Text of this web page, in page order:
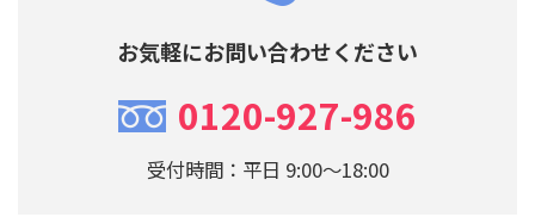
お気軽にお問い合わせください
0120-927-986
受付時間：平日 9:00～18:00